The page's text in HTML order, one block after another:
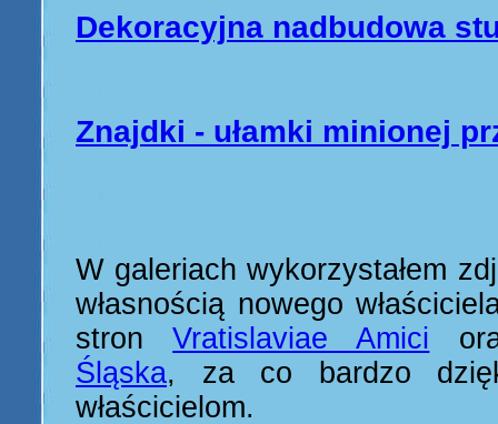
Dekoracyjna nadbudowa
Znajdki - ułamki minionej
W galeriach wykorzystałem
własnością nowego
stronVratislaviae Amici
Śląska, za co bardzo
właścicielom.